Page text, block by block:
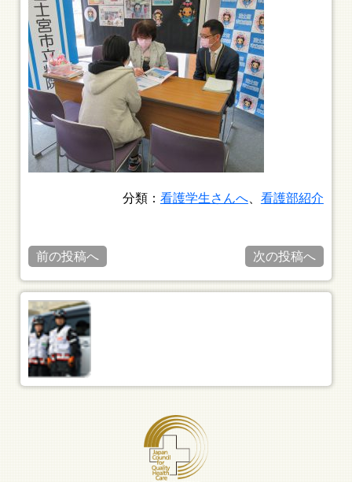
分類： 看護学生さんへ、 看護部紹介
前の投稿へ 次の投稿へ